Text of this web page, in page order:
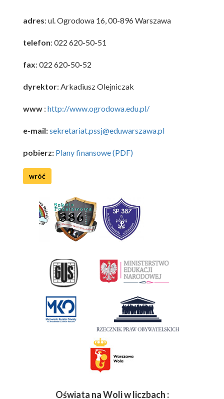
adres: ul. Ogrodowa 16, 00-896 Warszawa
telefon: 022 620-50-51
fax: 022 620-50-52
dyrektor: Arkadiusz Olejniczak
www :http://www.ogrodowa.edu.pl/
e-mail:sekretariat.pssj@eduwarszawa.pl
pobierz: Plany finansowe (PDF)
wróć
Oświata na Woli w liczbach :